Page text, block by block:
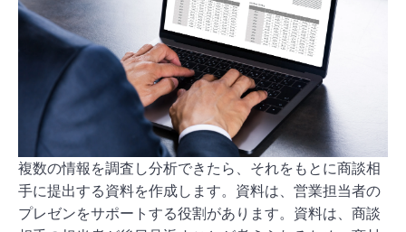
複数の情報を調査し分析できたら、それをもとに商談相
手に提出する資料を作成します。資料は、営業担当者の
プレゼンをサポートする役割があります。資料は、商談